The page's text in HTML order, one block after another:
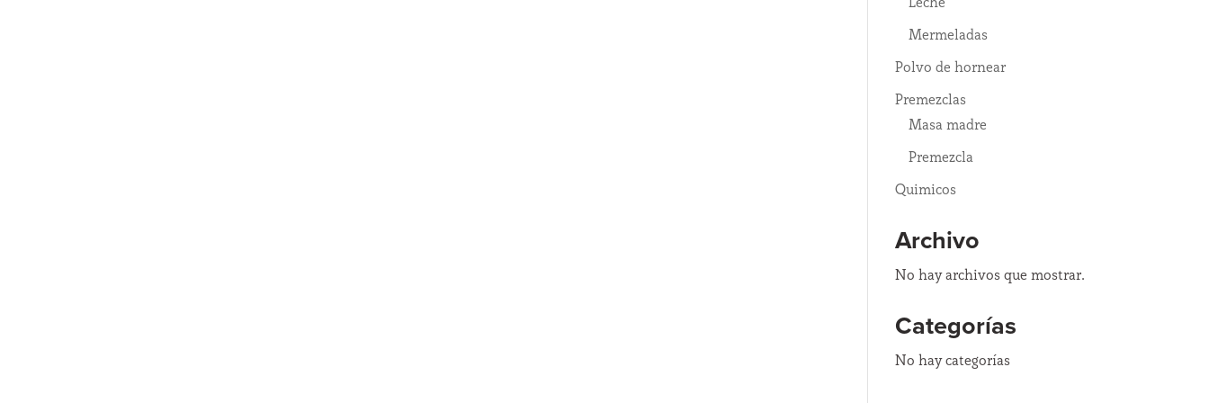
Mermeladas
Polvo de hornear
Premezclas
Masa madre
Premezcla
Quimicos
Archivo
No hay archivos que mostrar.
Categorías
No hay categorías